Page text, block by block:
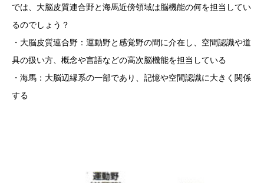
では、大脳皮質連合野と海馬近傍領域は脳機能の何を担当してい
るのでしょう？
・大脳皮質連合野：運動野と感覚野の間に介在し、空間認識や道
具の扱い方、概念や言語などの高次脳機能を担当している
・海馬：大脳辺縁系の一部であり、記憶や空間認識に大きく関係
する